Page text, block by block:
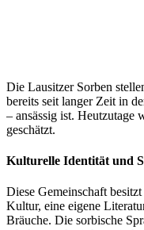
Die Lausitzer Sorben
bereits seit langer Zeit in
– ansässig ist. Heutzutage
geschätzt.
Kulturelle Identität und
Diese Gemeinschaft
Kultur, eine eigene
Bräuche. Die sorbische